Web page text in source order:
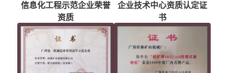
信息化工程示范企业荣誉
资质
企业技术中心资质认定证
书